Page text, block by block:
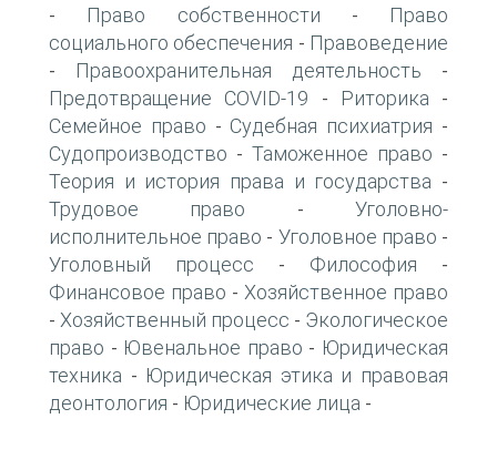
- Право собственности -
Право
социального обеспечения - Правоведение
- Правоохранительная деятельность -
Предотвращение COVID-19 - Риторика -
Семейное право - Судебная психиатрия -
Судопроизводство - Таможенное право -
Теория и история права и государства -
Трудовое право -Уголовно-
исполнительное право - Уголовное право -
Уголовный процесс - Философия -
Финансовое право - Хозяйственное право
- Хозяйственный процесс - Экологическое
право - Ювенальное право - Юридическая
техника - Юридическая этика и правовая
деонтология - Юридические лица -